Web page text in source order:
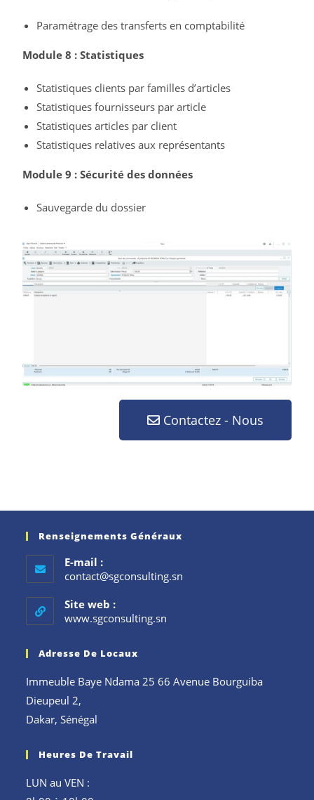
Paramétrage des transferts en comptabilité
Module 8 : Statistiques
Statistiques clients par familles d’articles
Statistiques fournisseurs par article
Statistiques articles par client
Statistiques relatives aux représentants
Module 9 : Sécurité des données
Sauvegarde du dossier
Contactez - Nous
Renseignements Généraux
E-mail :
contact@sgconsulting.sn
Site web :
www.sgconsulting.sn
Adresse De Locaux
Immeuble Baye Ndama 25 66 Avenue Bourguiba
Dieupeul 2,
Dakar, Sénégal
Heures De Travail
LUN au VEN :